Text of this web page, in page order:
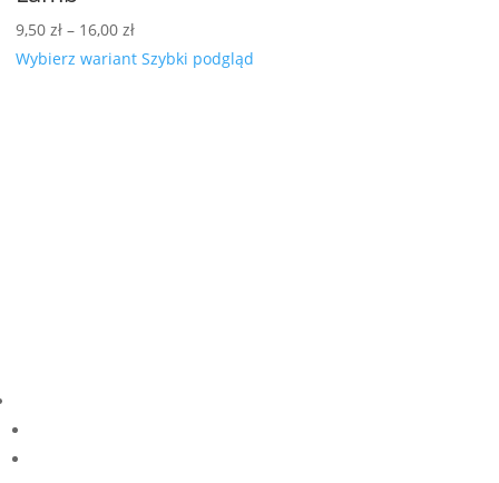
9,50 zł – 16,00 złZakres
cen:
Wybierz wariant Szybki podgląd